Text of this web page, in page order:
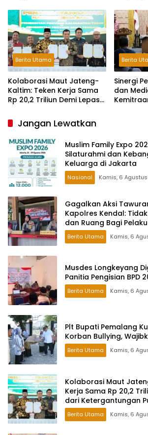
Berita Utama
Kolaborasi Maut Jateng-
Kaltim: Teken Kerja Sama
Rp 20,2 Triliun Demi Lepas
Berita
Sinergi
dan
Jangan Lewatkan
Muslim Family Expo
Silaturahmi dan
Keluarga di Jakarta
Nasional Kamis, 6
Gagalkan Aksi
Kapolres Kendal:
dan Ruang Bagi
Jalanan
Berita Utama Kamis, 6
Musdes Longkeyang
Panitia Pengisian BPD
Berita Utama Kamis, 6
Plt Bupati Pemalang
Korban Bullying,
Berita Utama Kamis, 6
Kolaborasi Maut
Kerja Sama Rp 20,2
dari Ketergantungan
Berita Utama Kamis, 6